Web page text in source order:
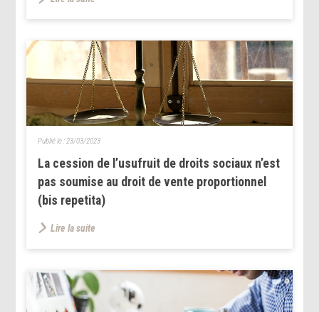
La cession de l’usufruit de droits sociaux n’est
pas soumise au droit de vente proportionnel
(bis repetita)
Publié le : 23/03/2023
Lire la suite